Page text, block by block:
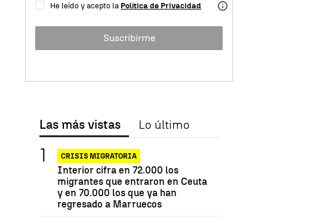
He leído y acepto la Política de Privacidad
Suscribirme
Las más vistas Lo último
CRISIS MIGRATORIA
Interior cifra en 72.000 los
migrantes que entraron en Ceuta
y en 70.000 los que ya han
regresado a Marruecos